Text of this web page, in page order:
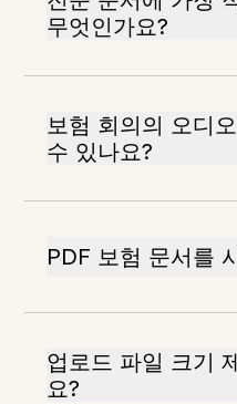
무엇인가요?
보험 회의의 오디
수 있나요?
PDF 보험 문서를
업로드 파일 크기
요?